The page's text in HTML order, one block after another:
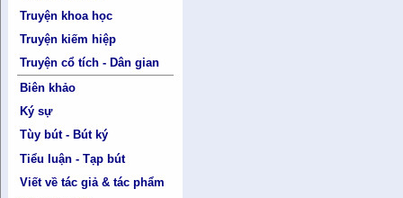
Truyện khoa học
Truyện kiếm hiệp
Truyện cổ tích - Dân gian
Biên khảo
Ký sự
Tùy bút - Bút ký
Tiểu luận - Tạp bút
Viết về tác giả & tác phẩm